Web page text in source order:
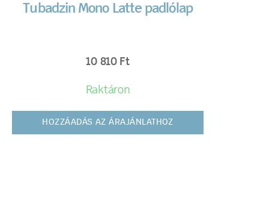
Tubadzin Mono Latte padlólap
10 810 Ft
Raktáron
HOZZÁADÁS AZ ÁRAJÁNLATHOZ